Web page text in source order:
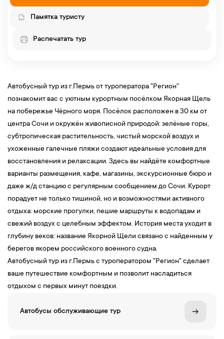
Памятка туристу
Распечатать тур
Автобусный тур из г.Пермь от туроператора "Регион"
познакомит вас с уютным курортным посёлком Якорная Щель
на побережье Чёрного моря. Посёлок расположен в 30 км от
центра Сочи и окружён живописной природой: зелёные горы,
субтропическая растительность, чистый морской воздух и
ухоженные галечные пляжи создают идеальные условия для
восстановления и релаксации. Здесь вы найдёте комфортные
варианты размещения, кафе, магазины, экскурсионные бюро и
даже ж/д станцию с регулярным сообщением до Сочи. Курорт
порадует не только тишиной, но и возможностями активного
отдыха: морские прогулки, пешие маршруты к водопадам и
свежий воздух с целебным эффектом. История места уходит в
глубину веков: название Якорной Щели связано с найденным у
берегов якорем российского военного судна.
Автобусный тур из г.Пермь с туроператором "Регион" сделает
ваше путешествие комфортным и позволит насладиться
отдыхом с первых минут поездки.
Автобусы обслуживающие тур